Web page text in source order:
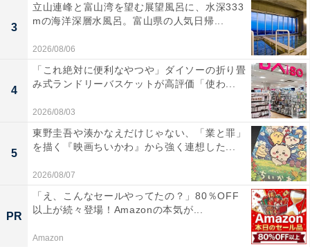
3
立山連峰と富山湾を望む展望風呂に、水深333
mの海洋深層水風呂。富山県の人気日帰...
2026/08/06
4
「これ絶対に便利なやつや」ダイソーの折り畳
み式ランドリーバスケットが高評価「使わ...
2026/08/03
5
東野圭吾や湊かなえだけじゃない、「業と罪」
を描く『映画ちいかわ』から強く連想した...
2026/08/07
PR
「え、こんなセールやってたの？」80％OFF
以上が続々登場！Amazonの本気が...
Amazon